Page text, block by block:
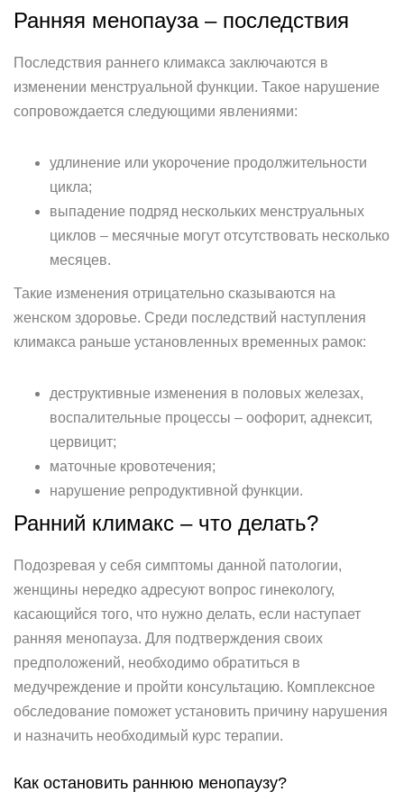
Ранняя менопауза – последствия
Последствия раннего климакса заключаются в
изменении менструальной функции. Такое нарушение
сопровождается следующими явлениями:
удлинение или укорочение продолжительности
цикла;
выпадение подряд нескольких менструальных
циклов – месячные могут отсутствовать несколько
месяцев.
Такие изменения отрицательно сказываются на
женском здоровье. Среди последствий наступления
климакса раньше установленных временных рамок:
деструктивные изменения в половых железах,
воспалительные процессы – оофорит, аднексит,
цервицит;
маточные кровотечения;
нарушение репродуктивной функции.
Ранний климакс – что делать?
Подозревая у себя симптомы данной патологии,
женщины нередко адресуют вопрос гинекологу,
касающийся того, что нужно делать, если наступает
ранняя менопауза. Для подтверждения своих
предположений, необходимо обратиться в
медучреждение и пройти консультацию. Комплексное
обследование поможет установить причину нарушения
и назначить необходимый курс терапии.
Как остановить раннюю менопаузу?